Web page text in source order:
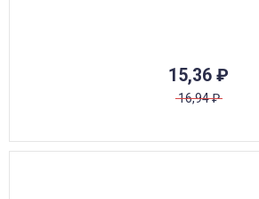
15,36 ₽
16,94₽